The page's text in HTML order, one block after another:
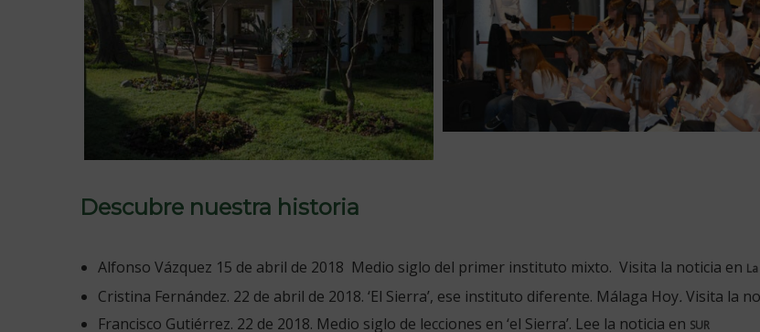
Descubre nuestra historia
Alfonso Vázquez 15 de abril de 2018 Medio siglo del primer instituto mixto. Visita la noticia en
Cristina Fernández. 22 de abril de 2018. ‘El Sierra’, ese instituto diferente. Málaga Hoy. Visita la
Francisco Gutiérrez. 22 de 2018. Medio siglo de lecciones en ‘el Sierra’. Lee la noticia en SUR